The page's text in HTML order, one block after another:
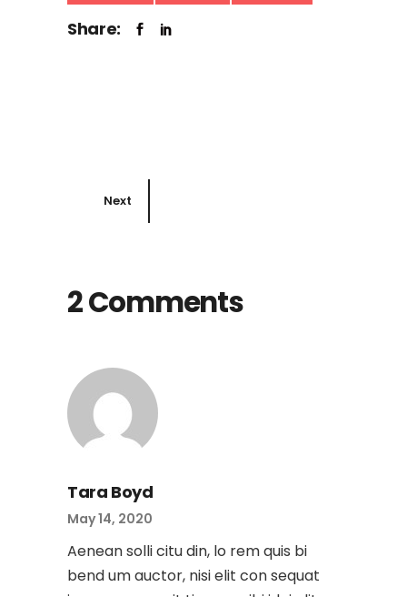
Share:
Next
2 Comments
Tara Boyd
May 14, 2020
Aenean solli citu din, lo rem quis bi
bend um auctor, nisi elit con sequat